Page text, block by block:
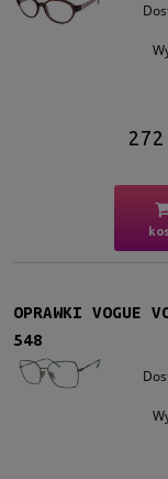
OPRAWKI VOGUE
548